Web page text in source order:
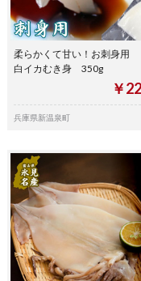
柔らかくて甘い！お刺身用
白イカむき身 350g
￥
兵庫県新温泉町